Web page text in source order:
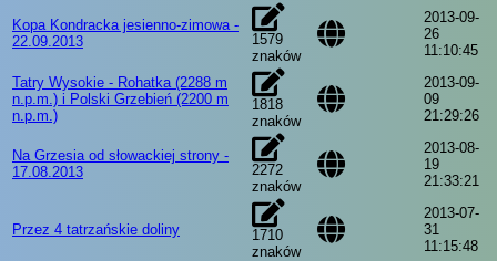
Kopa Kondracka jesienno-zimowa -
22.09.2013
1579
znaków
2013-09-
26
11:10:45
Tatry Wysokie - Rohatka (2288 m
n.p.m.) i Polski Grzebień (2200 m
n.p.m.)
1818
znaków
2013-09-
09
21:29:26
Na Grzesia od słowackiej strony -
17.08.2013
2272
znaków
2013-08-
19
21:33:21
Przez 4 tatrzańskie doliny
1710
znaków
2013-07-
31
11:15:48